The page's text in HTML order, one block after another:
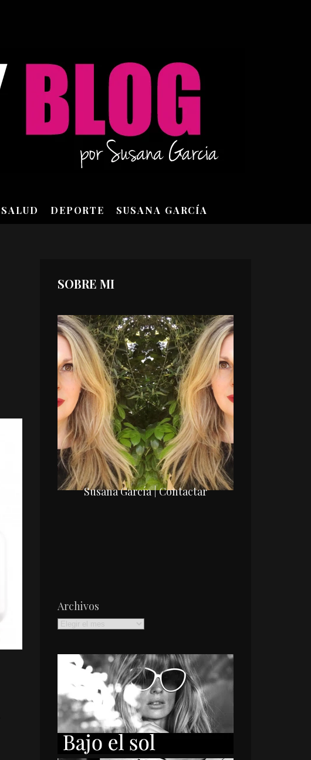
SALUD DEPORTE SUSANA GARCÍA
SOBRE MI
Susana García | Contactar
Archivos